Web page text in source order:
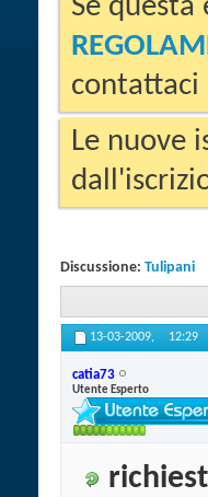
Se
contattaci
Le nuove
Discussione: Tulipani
13-03-2009, 12:29
catia73
Utente Esperto